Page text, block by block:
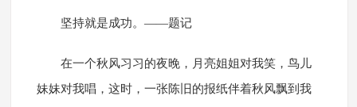
坚持就是成功。——题记
在一个秋风习习的夜晚，月亮姐姐对我笑，鸟儿
妹妹对我唱，这时，一张陈旧的报纸伴着秋风飘到我